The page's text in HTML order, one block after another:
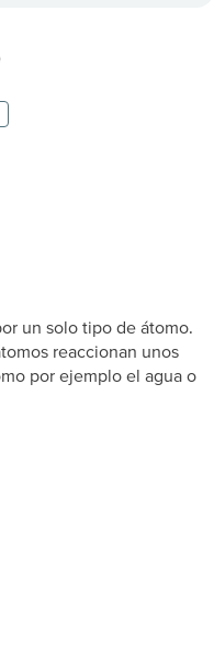
un solo tipo de átomo.
reaccionan unos
por ejemplo el agua o